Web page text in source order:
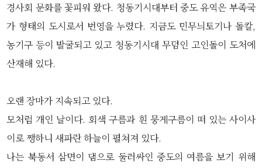
경사회 문화를 꽃피워 왔다. 청동기시대부터 중도 유역은 부족국
가 형태의 도시로서 번영을 누렸다. 지금도 민무늬토기나 돌칼,
농기구 등이 발굴되고 있고 청동기시대 무덤인 고인돌이 도처에
산재해 있다.
오랜 장마가 지속되고 있다.
모처럼 개인 날이다. 회색 구름과 흰 뭉게구름이 떠 있는 사이사
이로 쨍하니 새파란 하늘이 펼쳐져 있다.
나는 북동서 삼면이 댐으로 둘러싸인 중도의 여름을 보기 위해